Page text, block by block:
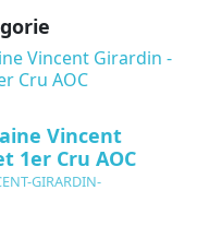
Vincent
1er Cru AOC
GIRARDIN-